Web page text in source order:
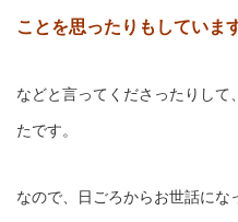
ことを思ったりもしていま
などと言ってくださったりして
たです。
なので、日ごろからお世話にな